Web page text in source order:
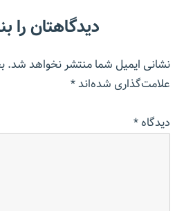
دیدگاهتان را
نشانی ایمیل شما منتشر نخواهد شد.
علامت‌گذاری شده‌اند*
دیدگاه*